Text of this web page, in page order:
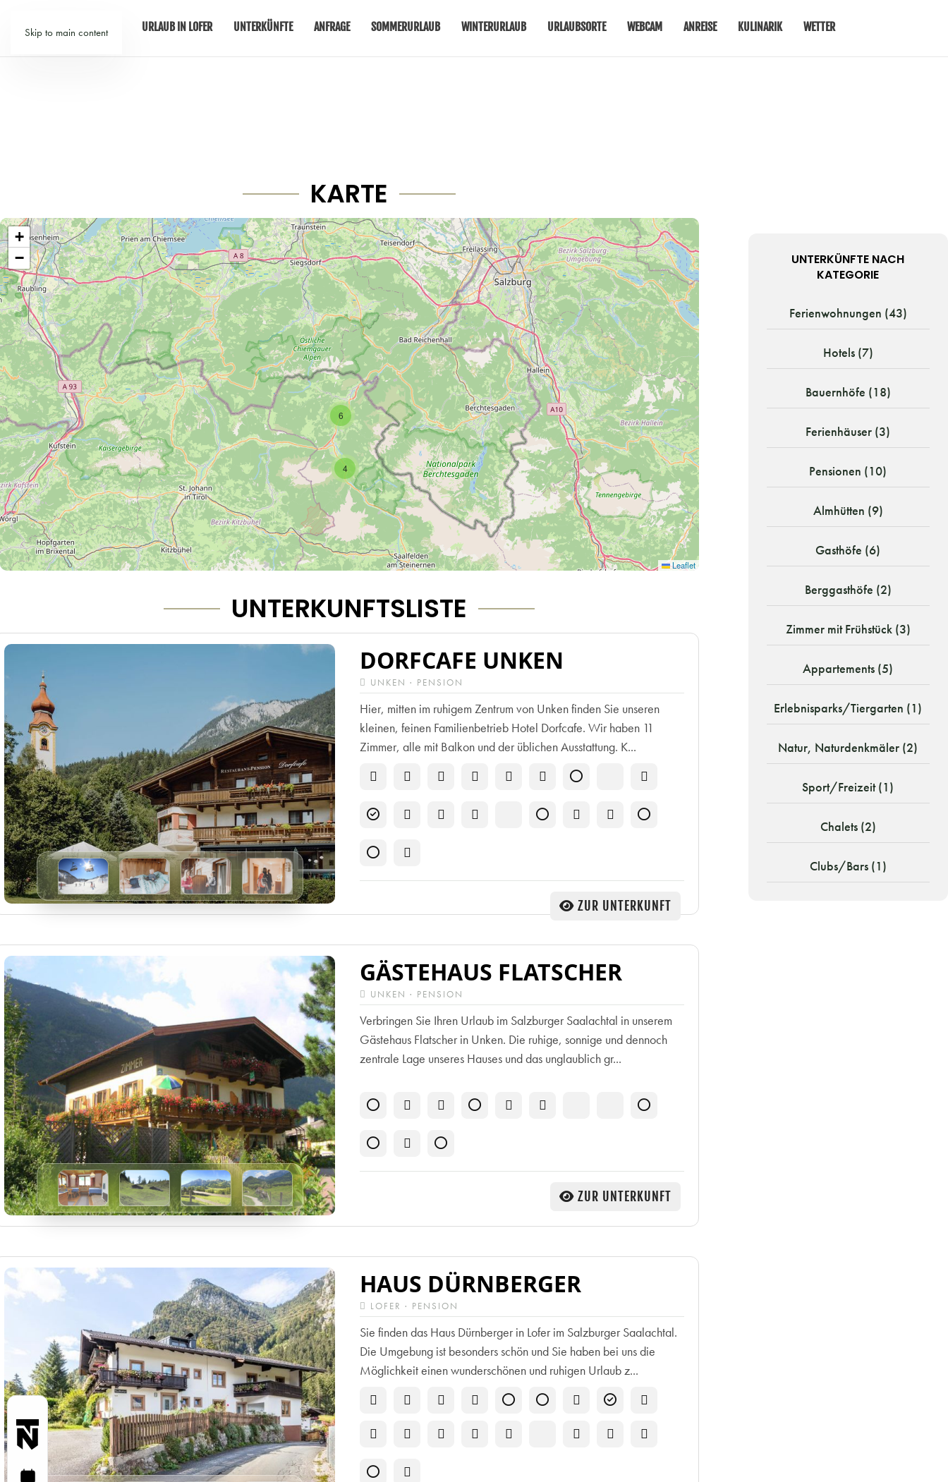
Skip to main content URLAUB IN LOFER UNTERKÜNFTE ANFRAGE SOMMERURLAUB WINTERURLAUB URLAUBSORTE WEBCAM ANREISE KULINARIK WETTER
KARTE
4
6
+
−
Leaflet
UNTERKUNFTSLISTE
DORFCAFE UNKEN
UNKEN · PENSION
Hier, mitten im ruhigem Zentrum von Unken finden Sie unseren
kleinen, feinen Familienbetrieb Hotel Dorfcafe. Wir haben 11
Zimmer, alle mit Balkon und der üblichen Ausstattung. K...
ZUR UNTERKUNFT
GÄSTEHAUS FLATSCHER
UNKEN · PENSION
Verbringen Sie Ihren Urlaub im Salzburger Saalachtal in unserem
Gästehaus Flatscher in Unken. Die ruhige, sonnige und dennoch
zentrale Lage unseres Hauses und das unglaublich gr...
ZUR UNTERKUNFT
HAUS DÜRNBERGER
LOFER · PENSION
Sie finden das Haus Dürnberger in Lofer im Salzburger Saalachtal.
Die Umgebung ist besonders schön und Sie haben bei uns die
Möglichkeit einen wunderschönen und ruhigen Urlaub z...
UNTERKÜNFTE NACH
KATEGORIE
Ferienwohnungen (43)
Hotels (7)
Bauernhöfe (18)
Ferienhäuser (3)
Pensionen (10)
Almhütten (9)
Gasthöfe (6)
Berggasthöfe (2)
Zimmer mit Frühstück (3)
Appartements (5)
Erlebnisparks/Tiergarten (1)
Natur, Naturdenkmäler (2)
Sport/Freizeit (1)
Chalets (2)
Clubs/Bars (1)